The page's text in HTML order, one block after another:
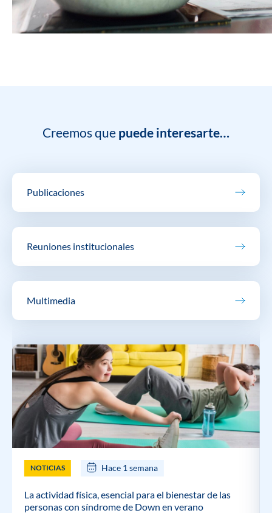
Creemos que puede interesarte…
Publicaciones
Reuniones institucionales
Multimedia
NOTICIAS Hace 1 semana
La actividad física, esencial para el bienestar de las
personas con síndrome de Down en verano